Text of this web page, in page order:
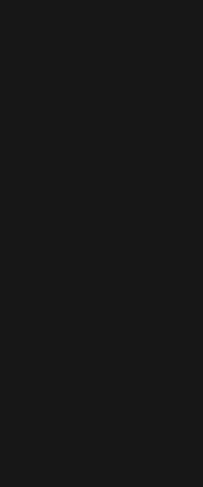
конденсата. Требуется
сушильные
машинами с
за счёт
опции для любого